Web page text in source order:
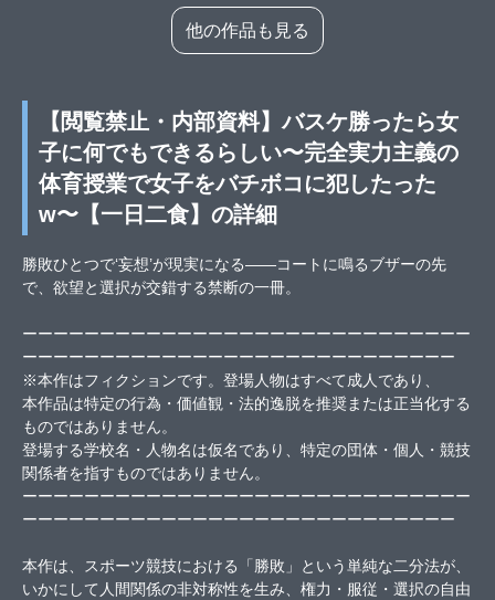
子をバチボコに犯したったw〜
他の作品も見る
【閲覧禁止・内部資料】バスケ勝ったら女
子に何でもできるらしい〜完全実力主義の
体育授業で女子をバチボコに犯したった
w〜【一日二食】の詳細
勝敗ひとつで‘妄想’が現実になる――コートに鳴るブザーの先
で、欲望と選択が交錯する禁断の一冊。
ーーーーーーーーーーーーーーーーーーーーーーーーーーーーー
ーーーーーーーーーーーーーーーーーーーーーーーーーーーー
※本作はフィクションです。登場人物はすべて成人であり、
本作品は特定の行為・価値観・法的逸脱を推奨または正当化する
ものではありません。
登場する学校名・人物名は仮名であり、特定の団体・個人・競技
関係者を指すものではありません。
ーーーーーーーーーーーーーーーーーーーーーーーーーーーーー
ーーーーーーーーーーーーーーーーーーーーーーーーーーーー
本作は、スポーツ競技における「勝敗」という単純な二分法が、
いかにして人間関係の非対称性を生み、権力・服従・選択の自由